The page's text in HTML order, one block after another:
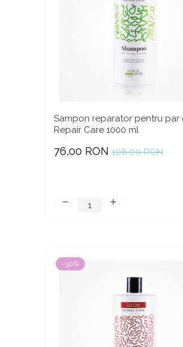
Sampon reparator pentru par
Repair Care 1000 ml
108,00 RON
76,00 RON
-30%